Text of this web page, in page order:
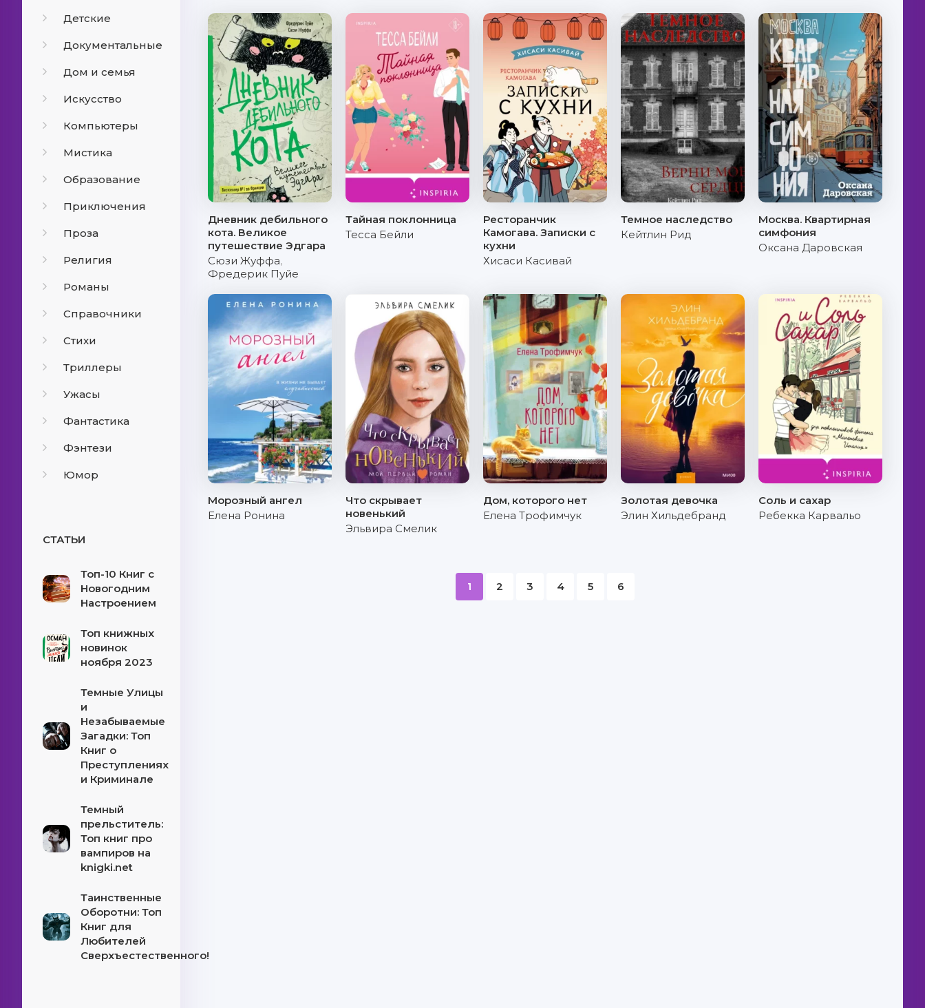
Детские
Документальные
Дом и семья
Искусство
Компьютеры
Мистика
Образование
Приключения
Проза
Религия
Романы
Справочники
Стихи
Триллеры
Ужасы
Фантастика
Фэнтези
Юмор
СТАТЬИ
Топ-10 Книг с
Новогодним
Настроением
Топ книжных
новинок
ноября 2023
Темные Улицы
и
Незабываемые
Загадки: Топ
Книг о
Преступлениях
и Криминале
Темный
прельститель:
Топ книг про
вампиров на
knigki.net
Таинственные
Оборотни: Топ
Книг для
Любителей
Сверхъестественного!
Дневник дебильного
кота. Великое
путешествие Эдгара
Сюзи Жуффа,
Фредерик Пуйе
Тайная поклонница
Тесса Бейли
Ресторанчик
Камогава. Записки с
кухни
Хисаси Касивай
Темное наследство
Кейтлин Рид
Москва. Квартирная
симфония
Оксана Даровская
Морозный ангел
Елена Ронина
Что скрывает
новенький
Эльвира Смелик
Дом, которого нет
Елена Трофимчук
Золотая девочка
Элин Хильдебранд
Соль и сахар
Ребекка Карвальо
1 2 3 4 5 6